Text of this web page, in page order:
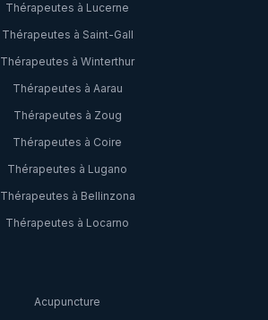
Thérapeutes à Lucerne
Thérapeutes à Saint-Gall
Thérapeutes à Winterthur
Thérapeutes à Aarau
Thérapeutes à Zoug
Thérapeutes à Coire
Thérapeutes à Lugano
Thérapeutes à Bellinzona
Thérapeutes à Locarno
Acupuncture